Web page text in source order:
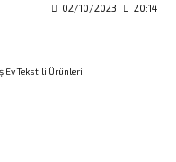
02/10/2023 20:14